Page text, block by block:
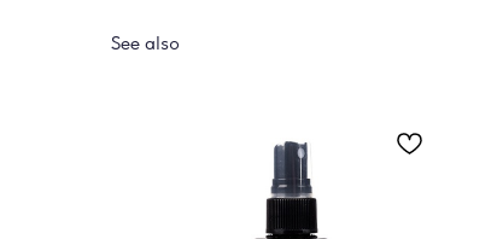
See also